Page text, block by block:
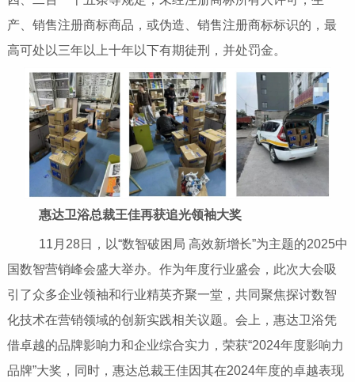
产、销售注册商标商品，或伪造、销售注册商标标识的，最
高可处以三年以上十年以下有期徒刑，并处罚金。
惠达卫浴总裁王佳再获追光领袖大奖
11月28日，以“数智破困局 高效新增长”为主题的2025中
国数智营销峰会盛大举办。作为年度行业盛会，此次大会吸
引了众多企业领袖和行业精英齐聚一堂，共同聚焦探讨数智
化技术在营销领域的创新实践相关议题。会上，惠达卫浴凭
借卓越的品牌影响力和企业综合实力，荣获“2024年度影响力
品牌”大奖，同时，惠达总裁王佳因其在2024年度的卓越表现